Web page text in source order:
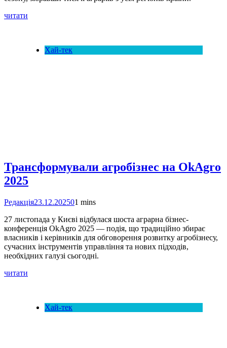
читати
Хай-тек
Трансформували агробізнес на OkAgro
2025
Редакція23.12.202501 mins
27 листопада у Києві відбулася шоста аграрна бізнес-
конференція OkAgro 2025 — подія, що традиційно збирає
власників і керівників для обговорення розвитку агробізнесу,
сучасних інструментів управління та нових підходів,
необхідних галузі сьогодні.
читати
Хай-тек